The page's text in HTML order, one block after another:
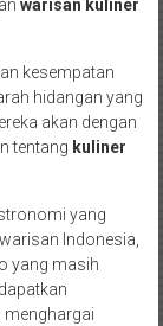
warisan kuliner
kesempatan
hidangan yang
akan dengan
tentang kuliner
yang
Indonesia,
yang masih
menghargai